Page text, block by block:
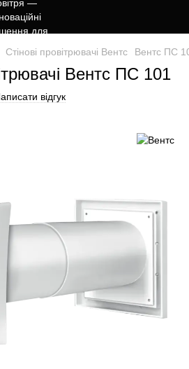
Стінові провітрювачі Вентс Вентс ПС
Вентс ПС 101
відгук